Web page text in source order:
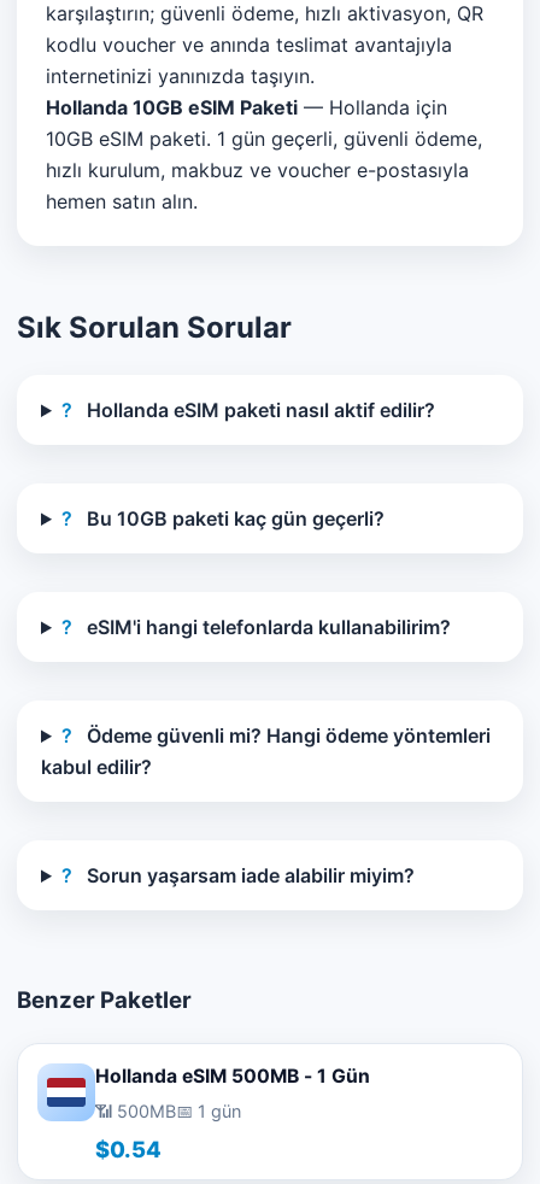
karşılaştırın; güvenli ödeme, hızlı aktivasyon, QR
kodlu voucher ve anında teslimat avantajıyla
internetinizi yanınızda taşıyın.
Hollanda 10GB eSIM Paketi — Hollanda için
10GB eSIM paketi. 1 gün geçerli, güvenli ödeme,
hızlı kurulum, makbuz ve voucher e-postasıyla
hemen satın alın.
Sık Sorulan Sorular
? Hollanda eSIM paketi nasıl aktif edilir?
? Bu 10GB paketi kaç gün geçerli?
? eSIM'i hangi telefonlarda kullanabilirim?
?
Ödeme güvenli mi? Hangi ödeme yöntemleri
kabul edilir?
? Sorun yaşarsam iade alabilir miyim?
Benzer Paketler
Hollanda eSIM 500MB - 1 Gün
📶 500MB📅 1 gün
$0.54